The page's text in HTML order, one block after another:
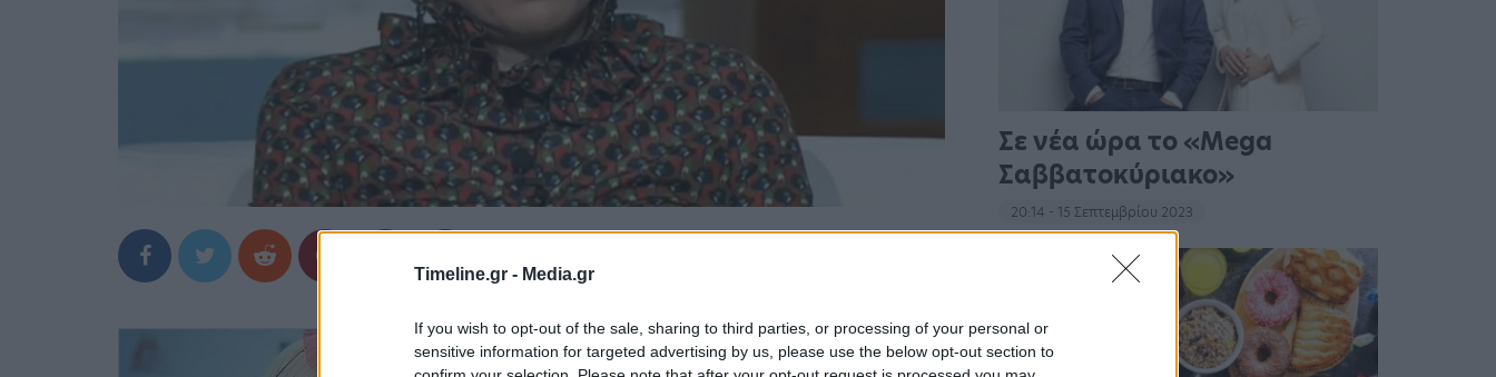
Timeline.gr - Media.gr
If you wish to opt-out of the sale, sharing to third parties, or processing of your personal or
sensitive information for targeted advertising by us, please use the below opt-out section to
Σε νέα ώρα το «Mega
Σαββατοκύριακο»
20:14 - 15 Σεπτεμβρίου 2023